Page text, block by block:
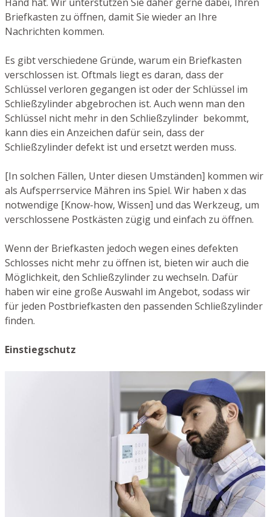
Briefkasten zu öffnen, damit Sie wieder an Ihre
Nachrichten kommen.
Es gibt verschiedene Gründe, warum ein Briefkasten
verschlossen ist. Oftmals liegt es daran, dass der
Schlüssel verloren gegangen ist oder der Schlüssel im
Schließzylinder abgebrochen ist. Auch wenn man den
Schlüssel nicht mehr in den Schließzylinder bekommt,
kann dies ein Anzeichen dafür sein, dass der
Schließzylinder defekt ist und ersetzt werden muss.
[In solchen Fällen, Unter diesen Umständen] kommen wir
als Aufsperrservice Mähren ins Spiel. Wir haben x das
notwendige [Know-how, Wissen] und das Werkzeug, um
verschlossene Postkästen zügig und einfach zu öffnen.
Wenn der Briefkasten jedoch wegen eines defekten
Schlosses nicht mehr zu öffnen ist, bieten wir auch die
Möglichkeit, den Schließzylinder zu wechseln. Dafür
haben wir eine große Auswahl im Angebot, sodass wir
für jeden Postbriefkasten den passenden Schließzylinder
finden.
Einstiegschutz